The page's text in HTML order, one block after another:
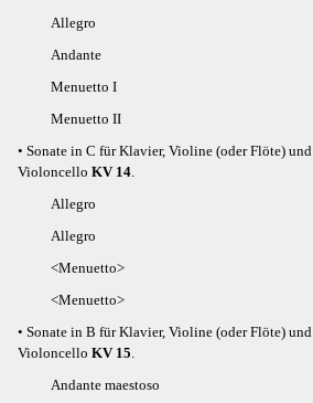
Allegro
Andante
Menuetto I
Menuetto II
• Sonate in C für Klavier, Violine (oder Flöte) und
Violoncello KV 14.
Allegro
Allegro
<Menuetto>
<Menuetto>
• Sonate in B für Klavier, Violine (oder Flöte) und
Violoncello KV 15.
Andante maestoso